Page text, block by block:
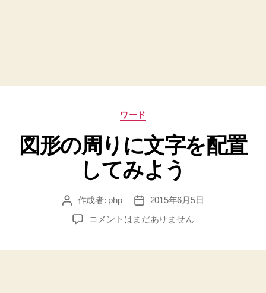
カ
ゴ
リ
ー
ワード
図形の周りに文字を配置
してみよう
投
稿
者
作成者: php
投
稿
日
2015年6月5日
図
コメントはまだありません